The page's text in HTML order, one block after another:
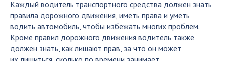
Каждый водитель транспортного средства должен знать
правила дорожного движения, иметь права и уметь
водить автомобиль, чтобы избежать многих проблем.
Кроме правил дорожного движения водитель также
должен знать, как лишают прав, за что он может